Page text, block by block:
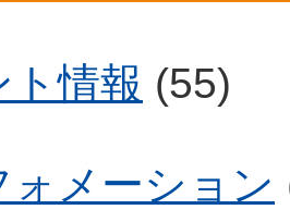
ト情報 (55)
ォメーション